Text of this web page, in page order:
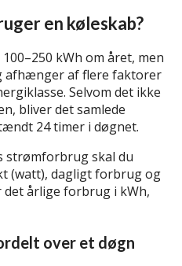
en køleskab?
kWh om året, men
af flere faktorer
Selvom det ikke
bliver det samlede
24 timer i døgnet.
strømforbrug skal du
(watt), dagligt forbrug og
årlige forbrug i kWh,
over et døgn